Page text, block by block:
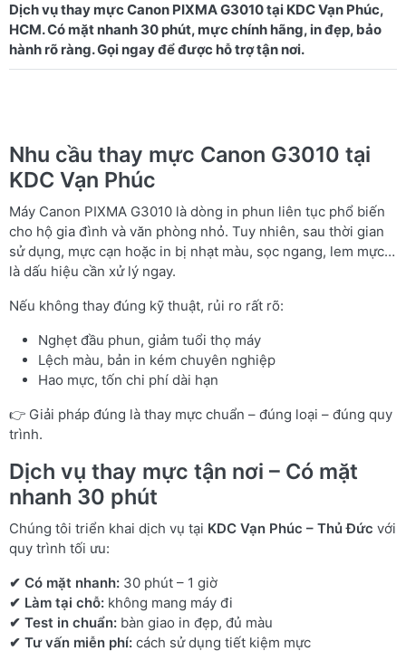
Dịch vụ thay mực Canon PIXMA G3010 tại KDC Vạn Phúc,
HCM. Có mặt nhanh 30 phút, mực chính hãng, in đẹp, bảo
Nhu cầu thay mực Canon G3010 tại
KDC Vạn Phúc
Máy Canon PIXMA G3010 là dòng in phun liên tục phổ biến
cho hộ gia đình và văn phòng nhỏ. Tuy nhiên, sau thời gian
sử dụng, mực cạn hoặc in bị nhạt màu, sọc ngang, lem mực…
là dấu hiệu cần xử lý ngay.
Nếu không thay đúng kỹ thuật, rủi ro rất rõ:
Nghẹt đầu phun, giảm tuổi thọ máy
Lệch màu, bản in kém chuyên nghiệp
Hao mực, tốn chi phí dài hạn
👉 Giải pháp đúng là thay mực chuẩn – đúng loại – đúng quy
trình.
Dịch vụ thay mực tận nơi – Có mặt
nhanh 30 phút
Chúng tôi triển khai dịch vụ tại KDC Vạn Phúc – Thủ Đức với
quy trình tối ưu:
✔ Có mặt nhanh: 30 phút – 1 giờ
✔ Làm tại chỗ: không mang máy đi
✔ Test in chuẩn: bàn giao in đẹp, đủ màu
✔ Tư vấn miễn phí: cách sử dụng tiết kiệm mực